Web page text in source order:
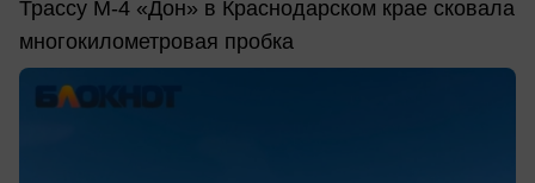
Трассу М-4 «Дон» в Краснодарском крае сковала
многокилометровая пробка